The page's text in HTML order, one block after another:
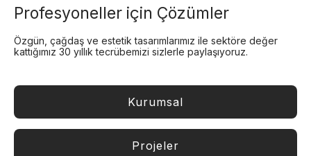
Profesyoneller için Çözümler
Özgün, çağdaş ve estetik tasarımlarımız ile sektöre değer
kattığımız 30 yıllık tecrübemizi sizlerle paylaşıyoruz.
Kurumsal
Projeler